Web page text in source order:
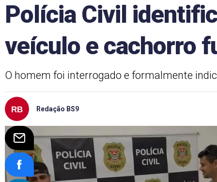
Polícia Civil
veículo e cachorro
O homem foi interrogado e formalmente
Redação BS9